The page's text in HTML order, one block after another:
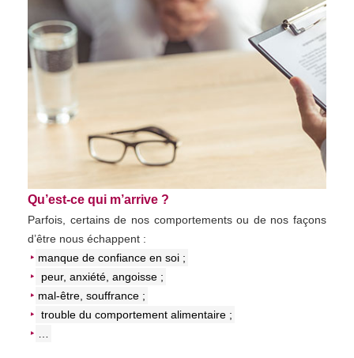
Qu’est-ce qui m’arrive ?
Parfois, certains de nos comportements ou de nos façons
d’être nous échappent :
manque de confiance en soi ;
peur, anxiété, angoisse ;
mal-être, souffrance ;
trouble du comportement alimentaire ;